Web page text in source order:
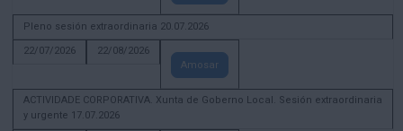
Pleno sesión extraordinaria 20.07.2026
22/07/2026
22/08/2026
Amosar
ACTIVIDADE CORPORATIVA. Xunta de Goberno Local. Sesión extraordinaria
y urgente 17.07.2026